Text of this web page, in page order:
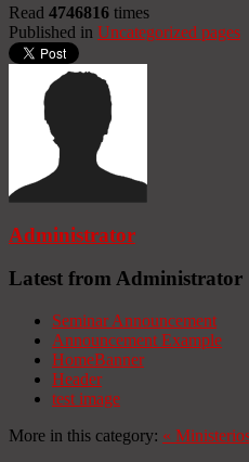
Read 4746816 times
Published in Uncategorized pages
Administrator
Latest from Administrator
Seminar Announcement
Announcement Example
HomeBanner
Header
test image
More in this category: «